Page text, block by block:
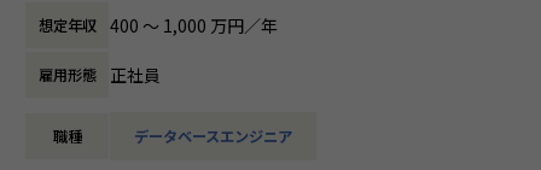
国内サプライチェーン全体での業務標準化を狙っています。
【業務の変更の範囲】
均週2～3日の在宅勤務が可能です。転勤はな
きます。残業は月平均10時間程度と少なく、
したデータ活用基盤の構築・運用を通じて、
お客様のDX推進を支援いただきます。
担当工程は、企画、要件定義～リリース・保守までと幅広く
関わっていただくことができます。
データ基盤構築だけでなく分析や可視化・AI活用領域まで幅
想定年収 400 〜 1,000 万円／年
雇用形態 正社員
職種 データベースエンジニア